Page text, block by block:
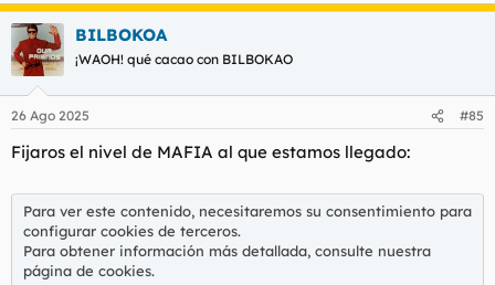
BILBOKOA
¡WAOH! qué cacao con BILBOKAO
26 Ago 2025 #85
Fijaros el nivel de MAFIA al que estamos llegado:
Para ver este contenido, necesitaremos su consentimiento para
configurar cookies de terceros.
Para obtener información más detallada, consulte nuestra
página de cookies.